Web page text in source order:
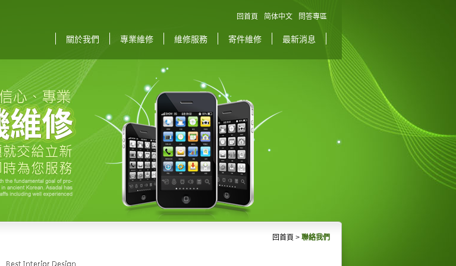
回首頁 简体中文 問答專區
關於我們 專業維修 維修服務 寄件維修 最新消息
回首頁 > 聯絡我們